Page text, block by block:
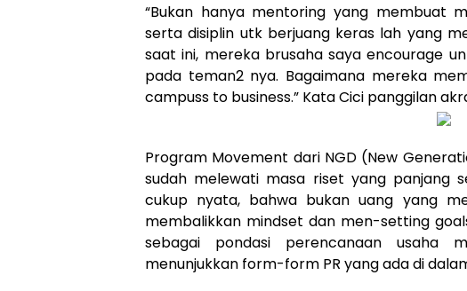
“Bukan hanya mentoring yang membuat
serta disiplin utk berjuang keras lah yang
saat ini, mereka brusaha saya encourage
pada teman2 nya. Bagaimana mereka
campuss to business.” Kata Cici panggilan
Program Movement dari NGD (New
sudah melewati masa riset yang panjang
cukup nyata, bahwa bukan uang yang
membalikkan mindset dan men-setting
sebagai pondasi perencanaan usaha
menunjukkan form-form PR yang ada di